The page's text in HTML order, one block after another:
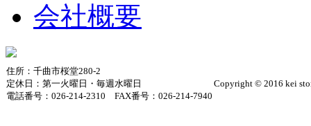
会社概要
住所：千曲市桜堂280-2
定休日：第一火曜日・毎週水曜日
電話番号：026-214-2310 FAX番号：026-214-7940
Copyright © 2016 kei